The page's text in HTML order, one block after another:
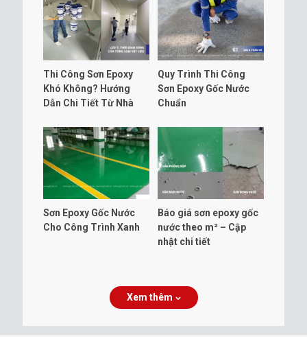
Thi Công Sơn Epoxy
Khó Không? Hướng
Dẫn Chi Tiết Từ Nhà
Quy Trình Thi Công
Sơn Epoxy Gốc Nước
Chuẩn
Sơn Epoxy Gốc Nước
Cho Công Trình Xanh
Báo giá sơn epoxy gốc
nước theo m² – Cập
nhật chi tiết
Xem thêm